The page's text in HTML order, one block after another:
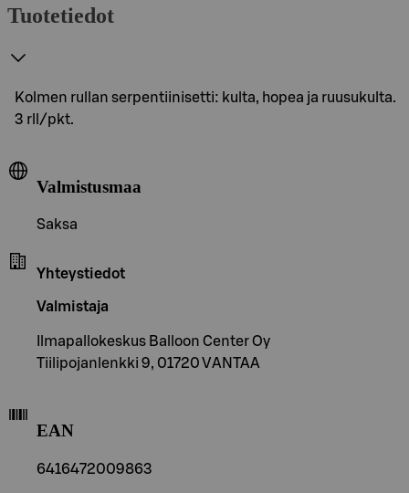
Tuotetiedot
Kolmen rullan serpentiinisetti: kulta, hopea ja ruusukulta.
3 rll/pkt.
Valmistusmaa
Saksa
Yhteystiedot
Valmistaja
Ilmapallokeskus Balloon Center Oy
Tiilipojanlenkki 9, 01720 VANTAA
EAN
6416472009863